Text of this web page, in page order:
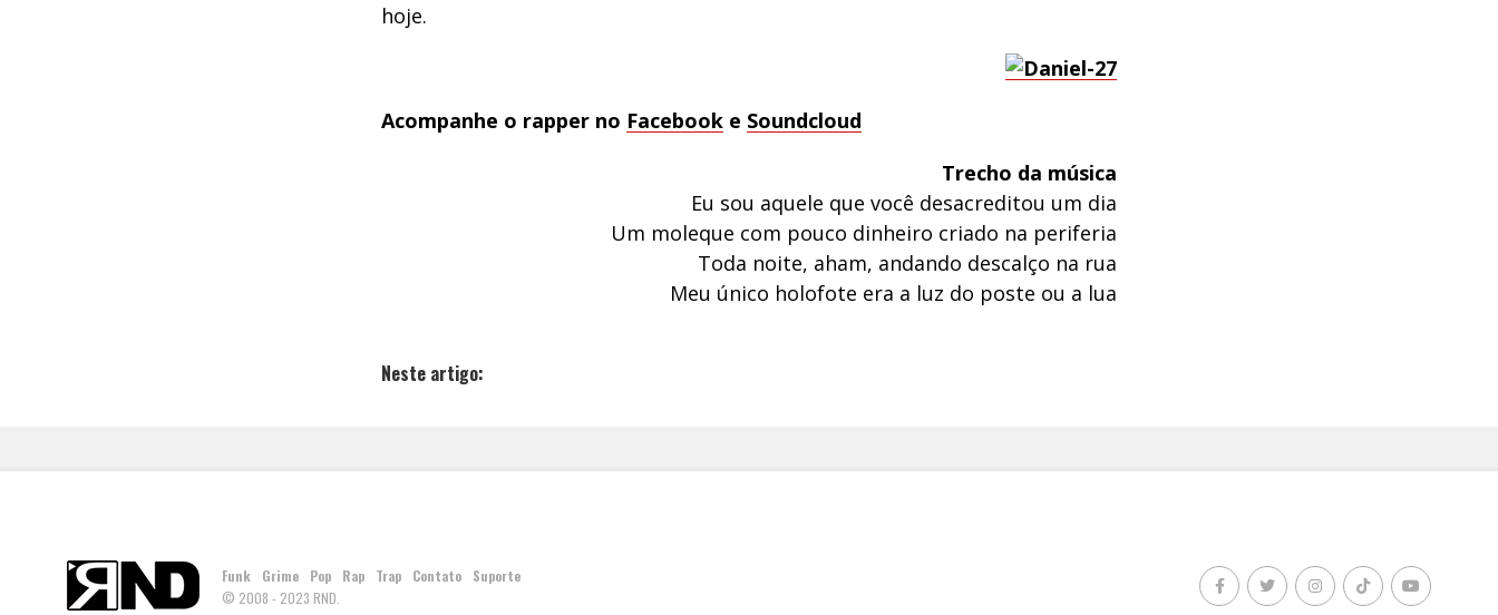
hoje.
Acompanhe o rapper no Facebook e Soundcloud
Trecho da música
Eu sou aquele que você desacreditou um dia
Um moleque com pouco dinheiro criado na periferia
Toda noite, aham, andando descalço na rua
Meu único holofote era a luz do poste ou a lua
Neste artigo:
Funk Grime Pop Rap Trap Contato
Suporte
© 2008 - 2023 RND.